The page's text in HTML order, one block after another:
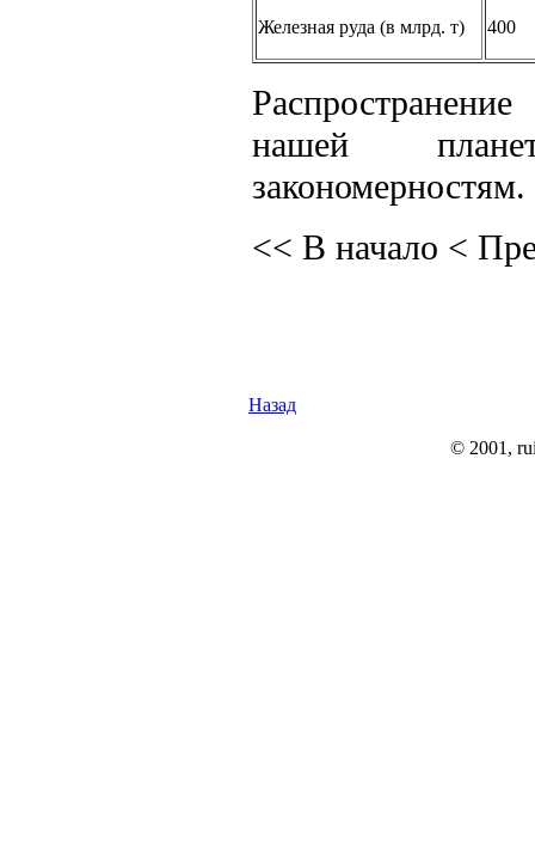
Железная руда (в млрд. т) 400
нашей
закономерностям.
<< В начало <
Назад
© 2001,